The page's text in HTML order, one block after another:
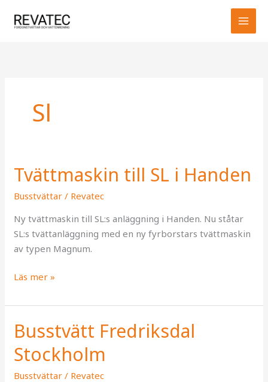
Sl
Tvättmaskin till SL i Handen
Busstvättar / Revatec
Ny tvättmaskin till SL:s anläggning i Handen. Nu ståtar
SL:s tvättanläggning med en ny fyrborstars tvättmaskin
av typen Magnum.
Tvättmaskin
till
SL
i
Handen
Läs mer »
Busstvätt Fredriksdal
Stockholm
Busstvättar / Revatec
Busstvätt
Fredriksdal
Stockholm